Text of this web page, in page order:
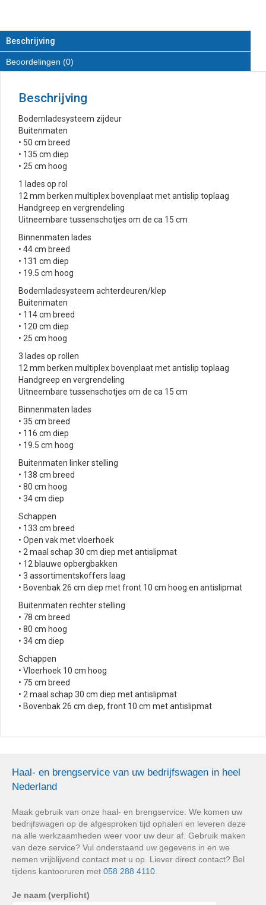
stelling
aantal
Beschrijving
Beoordelingen (0)
Beschrijving
Bodemladesysteem zijdeur
Buitenmaten
• 50 cm breed
• 135 cm diep
• 25 cm hoog
1 lades op rol
12 mm berken multiplex bovenplaat met antislip toplaag
Handgreep en vergrendeling
Uitneembare tussenschotjes om de ca 15 cm
Binnenmaten lades
• 44 cm breed
• 131 cm diep
• 19.5 cm hoog
Bodemladesysteem achterdeuren/klep
Buitenmaten
• 114 cm breed
• 120 cm diep
• 25 cm hoog
3 lades op rollen
12 mm berken multiplex bovenplaat met antislip toplaag
Handgreep en vergrendeling
Uitneembare tussenschotjes om de ca 15 cm
Binnenmaten lades
• 35 cm breed
• 116 cm diep
• 19.5 cm hoog
Buitenmaten linker stelling
• 138 cm breed
• 80 cm hoog
• 34 cm diep
Schappen
• 133 cm breed
• Open vak met vloerhoek
• 2 maal schap 30 cm diep met antislipmat
• 12 blauwe opbergbakken
• 3 assortimentskoffers laag
• Bovenbak 26 cm diep met front 10 cm hoog en antislipmat
Buitenmaten rechter stelling
• 78 cm breed
• 80 cm hoog
• 34 cm diep
Schappen
• Vloerhoek 10 cm hoog
• 75 cm breed
• 2 maal schap 30 cm diep met antislipmat
• Bovenbak 26 cm diep, front 10 cm met antislipmat
Haal- en brengservice van uw bedrijfswagen in heel
Nederland
Maak gebruik van onze haal- en brengservice. We komen uw
bedrijfswagen op de afgesproken tijd ophalen en leveren deze
na alle werkzaamheden weer voor uw deur af. Gebruik maken
van deze service? Vul onderstaand uw gegevens in en we
nemen vrijblijvend contact met u op. Liever direct contact? Bel
tijdens kantooruren met 058 288 4110
Je naam (verplicht)